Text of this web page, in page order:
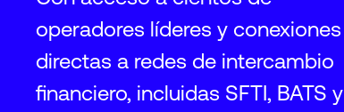
operadores líderes y conexiones
directas a redes de intercambio
financiero, incluidas SFTI, BATS y